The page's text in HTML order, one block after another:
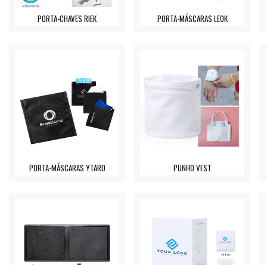
PORTA-CHAVES RIEK PORTA-MÁSCARAS LEOK
PORTA-MÁSCARAS YTARO PUNHO VEST